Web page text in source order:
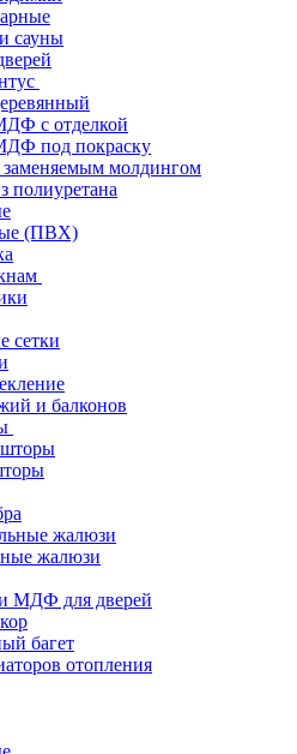
сауны
с отделкой
под покраску
молдингом
полиуретана
(ПВХ)
сетки
и балконов
жалюзи
жалюзи
МДФ для дверей
багет
отопления